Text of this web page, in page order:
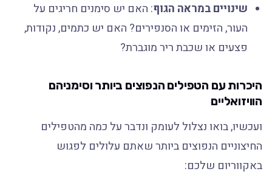
שינויים במראה הגוף: האם יש סימנים חריגים על
העור, הזימים או הסנפירים? האם יש כתמים, נקודות,
פצעים או שכבת ריר מוגברת?
היכרות עם הטפילים הנפוצים ביותר וסימניהם
הוויזואליים
ועכשיו, בואו נצלול לעומק ונדבר על כמה מהטפילים
החיצוניים הנפוצים ביותר שאתם עלולים לפגוש
באקווריום שלכם: